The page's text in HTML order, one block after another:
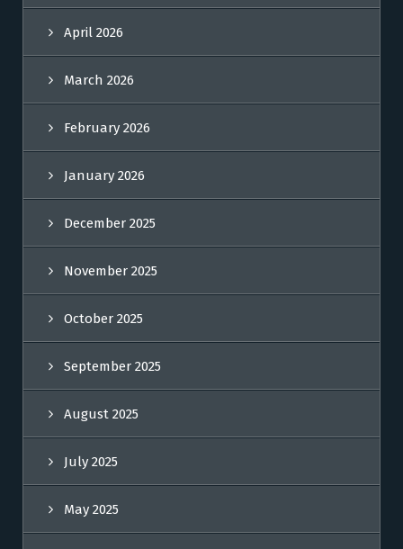
April 2026
March 2026
February 2026
January 2026
December 2025
November 2025
October 2025
September 2025
August 2025
July 2025
May 2025